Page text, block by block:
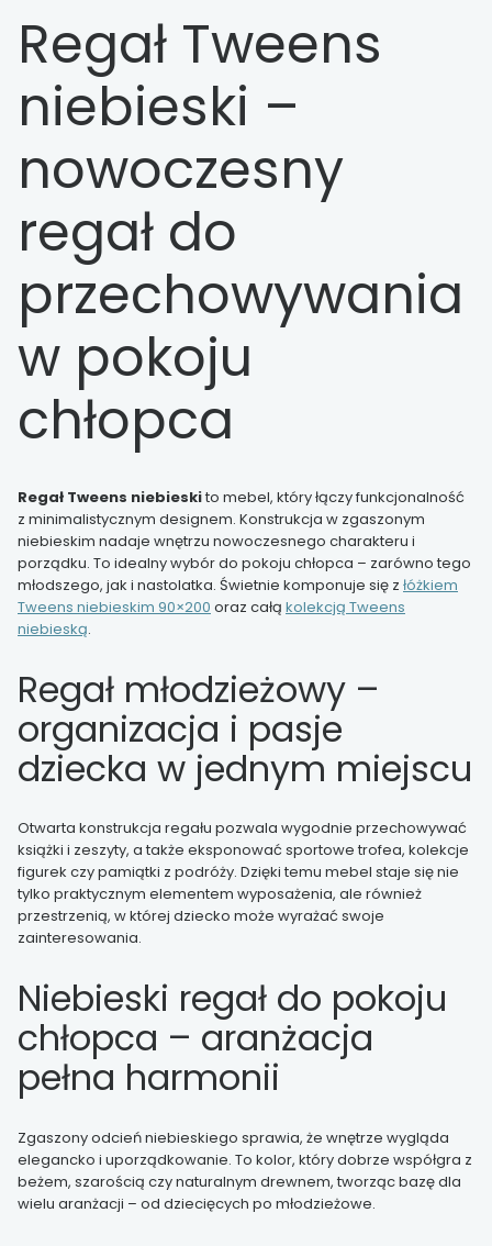
Regał Tweens
niebieski –
nowoczesny
regał do
przechowywania
w pokoju
chłopca
Regał Tweens niebieskito mebel, który łączy funkcjonalność
z minimalistycznym designem. Konstrukcja w zgaszonym
niebieskim nadaje wnętrzu nowoczesnego charakteru i
porządku. To idealny wybór do pokoju chłopca – zarówno tego
młodszego, jak i nastolatka. Świetnie komponuje się z łóżkiem
Tweens niebieskim 90×200 oraz całą kolekcją Tweens
niebieską.
Regał młodzieżowy –
organizacja i pasje
dziecka w jednym miejscu
Otwarta konstrukcja regału pozwala wygodnie przechowywać
książki i zeszyty, a także eksponować sportowe trofea, kolekcje
figurek czy pamiątki z podróży. Dzięki temu mebel staje się nie
tylko praktycznym elementem wyposażenia, ale również
przestrzenią, w której dziecko może wyrażać swoje
zainteresowania.
Niebieski regał do pokoju
chłopca – aranżacja
pełna harmonii
Zgaszony odcień niebieskiego sprawia, że wnętrze wygląda
elegancko i uporządkowanie. To kolor, który dobrze współgra z
beżem, szarością czy naturalnym drewnem, tworząc bazę dla
wielu aranżacji – od dziecięcych po młodzieżowe.